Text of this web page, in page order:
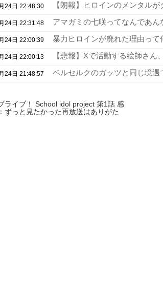
24日 22:48:30 【朗報】ヒロインのメンタル
24日 22:31:48 アマガミの七咲ってなんであん
24日 22:00:39 暴力ヒロインが廃れた理由って
24日 22:00:13 【悲報】Xで活動する絵師さ
24日 21:48:57 ベルセルクのガッツと同じ境
ライブ！ School idol project 第1話 感
ずっと見たかった再放送はありがた